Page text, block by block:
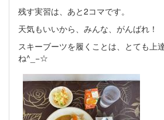
残す実習は、あと2コマです。
天気もいいから、みんな、がんばれ！
スキーブーツを履くことは、とても上
ね^_−☆